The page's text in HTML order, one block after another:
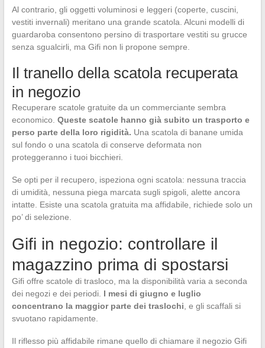
Al contrario, gli oggetti voluminosi e leggeri (coperte, cuscini,
vestiti invernali) meritano una grande scatola. Alcuni modelli di
guardaroba consentono persino di trasportare vestiti su grucce
senza sgualcirli, ma Gifi non li propone sempre.
Il tranello della scatola recuperata
in negozio
Recuperare scatole gratuite da un commerciante sembra
economico. Queste scatole hanno già subito un trasporto e
perso parte della loro rigidità. Una scatola di banane umida
sul fondo o una scatola di conserve deformata non
proteggeranno i tuoi bicchieri.
Se opti per il recupero, ispeziona ogni scatola: nessuna traccia
di umidità, nessuna piega marcata sugli spigoli, alette ancora
intatte. Esiste una scatola gratuita ma affidabile, richiede solo un
po’ di selezione.
Gifi in negozio: controllare il
magazzino prima di spostarsi
Gifi offre scatole di trasloco, ma la disponibilità varia a seconda
dei negozi e dei periodi. I mesi di giugno e luglio
concentrano la maggior parte dei traslochi , e gli scaffali si
svuotano rapidamente.
Il riflesso più affidabile rimane quello di chiamare il negozio Gifi